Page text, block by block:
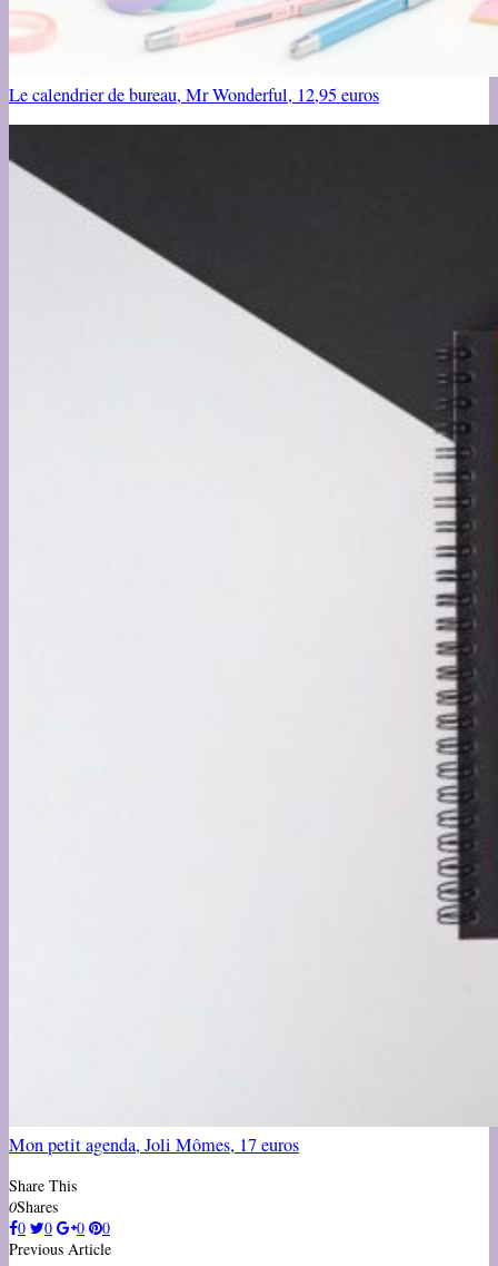
Le calendrier de bureau, Mr Wonderful, 12,95 euros
Mon petit agenda, Joli Mômes, 17 euros
Share This
0Shares
0
0 0
0
Previous Article